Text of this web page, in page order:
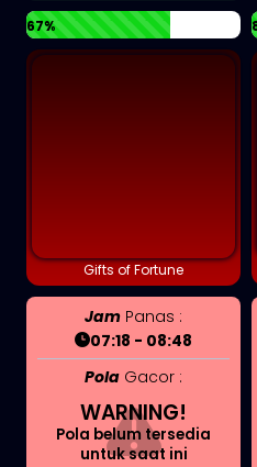
67%
Gifts of Fortune
Jam Panas :
07:18 - 08:48
Pola Gacor :
WARNING!
Pola belum tersedia
untuk saat ini